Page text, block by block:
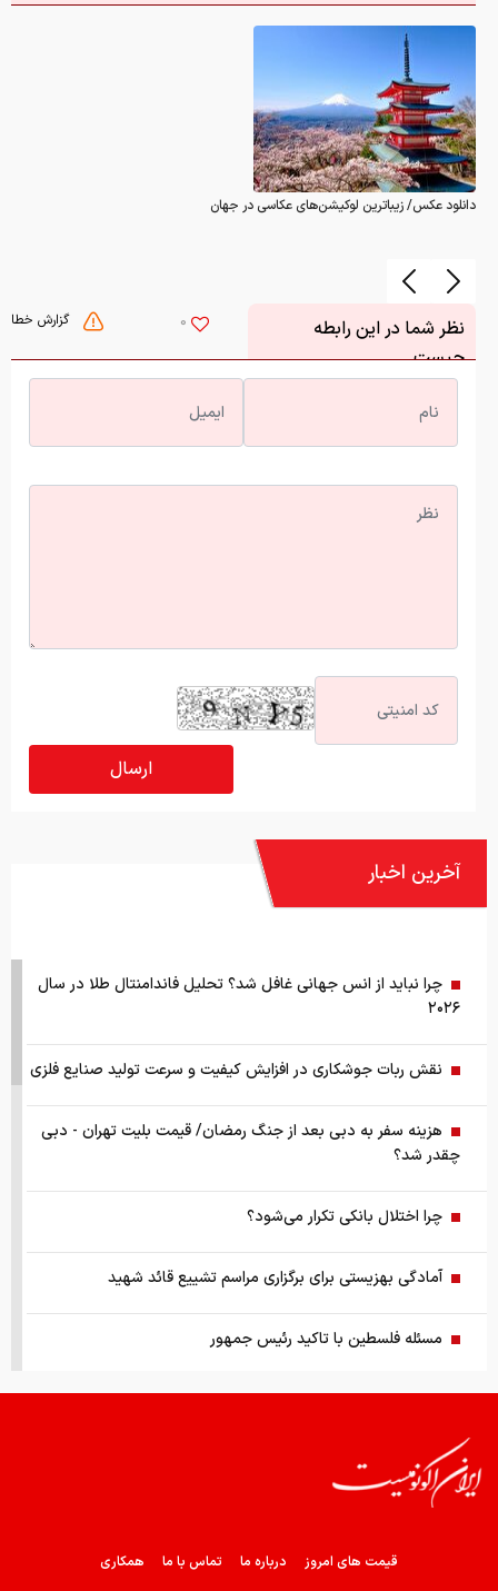
دانلود عکس/ زیباترین لوکیشن‌های عکاسی در جهان
گزارش خطا 0
نظر شما در این رابطه
چیست
آخرین اخبار
چرا نباید از انس جهانی غافل شد؟ تحلیل فاندامنتال طلا در سال
۲۰۲۶
نقش ربات جوشکاری در افزایش کیفیت و سرعت تولید صنایع فلزی
هزینه سفر به دبی بعد از جنگ رمضان/ قیمت بلیت تهران - دبی
چقدر شد؟
چرا اختلال بانکی تکرار می‌شود؟
آمادگی بهزیستی برای برگزاری مراسم تشییع قائد شهید
مسئله فلسطین با تاکید رئیس جمهور
قیمت طلا ۱۸ عیار ۱۴ مرداد
ترامپ درخواست زلنسکی را رد کرد
قیمت های امروز درباره ما تماس با ما همکاری